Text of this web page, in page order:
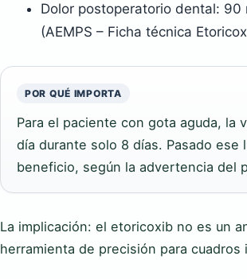
Dolor postoperatorio dental:
(AEMPS – Ficha técnica
POR QUÉ IMPORTA
Para el paciente con gota aguda, la
día durante solo 8 días. Pasado
beneficio, según la advertencia del
La implicación: el etoricoxib no es un
herramienta de precisión para